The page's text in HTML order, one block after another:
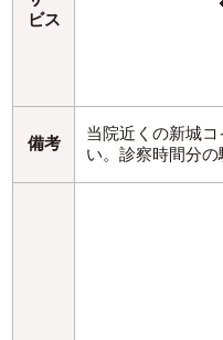
ビス
備考
当院近くの新城
い。診察時間分の